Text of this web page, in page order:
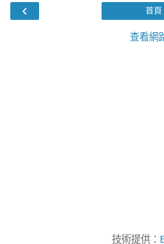
‹ 首頁
查看網
技術提供：